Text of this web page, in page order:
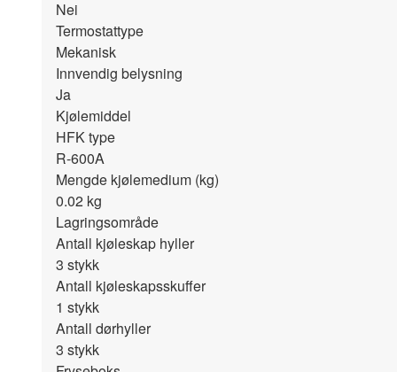
Nei
Termostattype
Mekanisk
Innvendig belysning
Ja
Kjølemiddel
HFK type
R-600A
Mengde kjølemedium (kg)
0.02 kg
Lagringsområde
Antall kjøleskap hyller
3 stykk
Antall kjøleskapsskuffer
1 stykk
Antall dørhyller
3 stykk